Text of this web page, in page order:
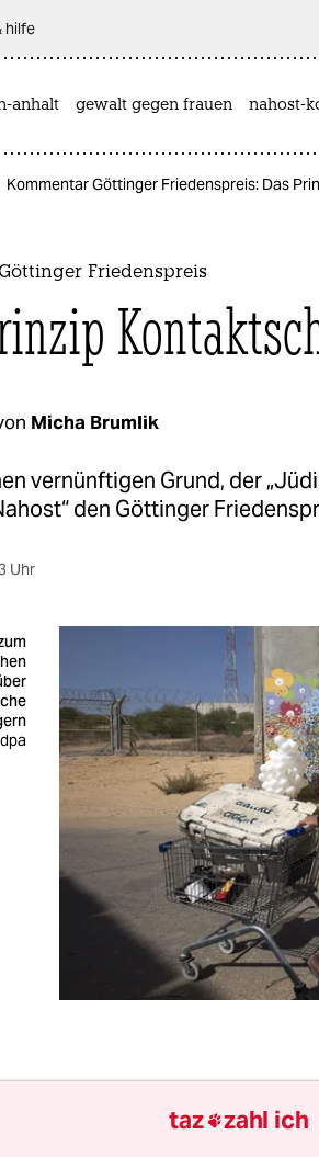
hilfe
anhalt gewalt gegen frauen nahost-
Kommentar Göttinger Friedenspreis: Das
Friedenspreis
Micha Brumlik
vernünftigen Grund, der
den Göttinger
Uhr
es gibt keinen vernünftigen
Frieden in Nahost“
taz zahl ich